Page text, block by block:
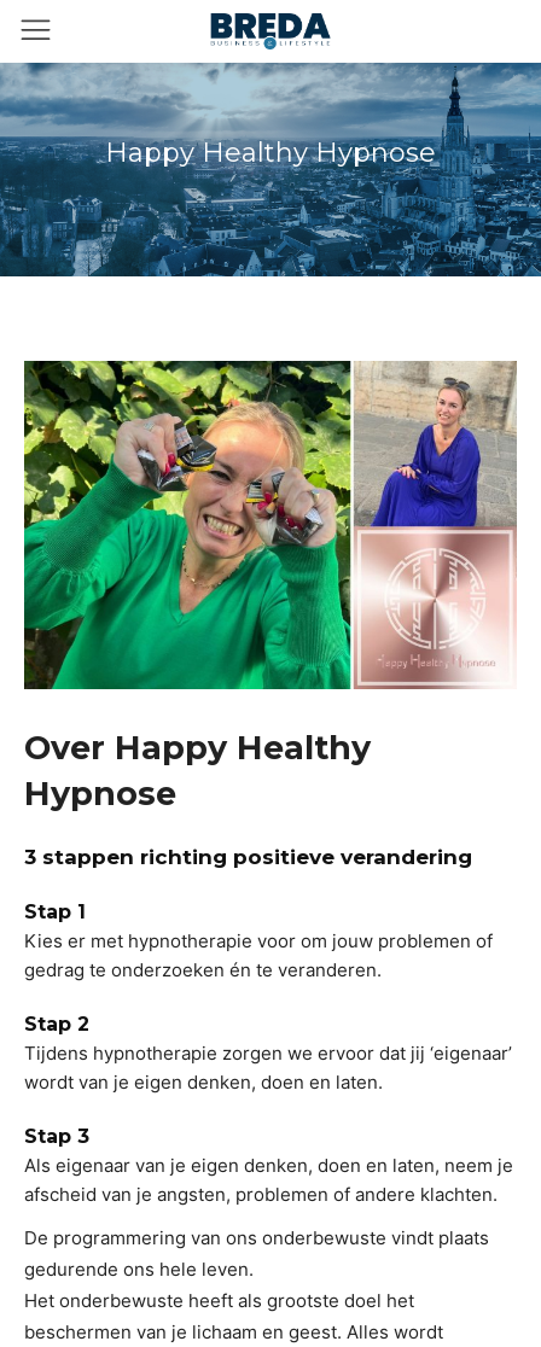
Happy Healthy Hypnose
Over Happy Healthy
Hypnose
3 stappen richting positieve verandering
Stap 1
Kies er met hypnotherapie voor om jouw problemen of
gedrag te onderzoeken én te veranderen.
Stap 2
Tijdens hypnotherapie zorgen we ervoor dat jij ‘eigenaar’
wordt van je eigen denken, doen en laten.
Stap 3
Als eigenaar van je eigen denken, doen en laten, neem je
afscheid van je angsten, problemen of andere klachten.
De programmering van ons onderbewuste vindt plaats
gedurende ons hele leven.
Het onderbewuste heeft als grootste doel het
beschermen van je lichaam en geest. Alles wordt